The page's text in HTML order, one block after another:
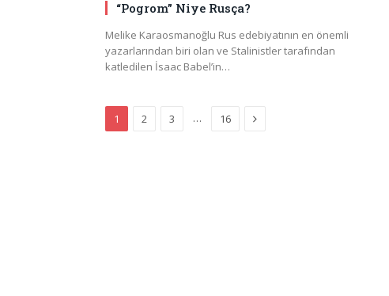
“Pogrom” Niye Rusça?
Melike Karaosmanoğlu Rus edebiyatının en önemli
yazarlarından biri olan ve Stalinistler tarafından
katledilen İsaac Babel’in…
1 2 3 … 16 Next